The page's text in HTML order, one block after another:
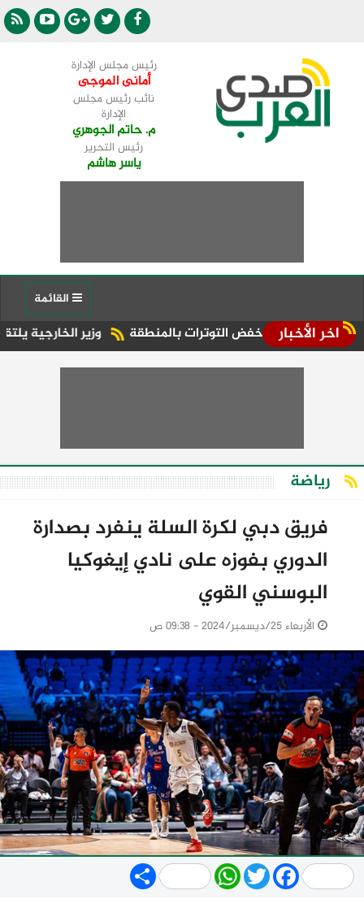
رئيس مجلس الإدارة
أمانى الموجى
نائب رئيس مجلس
الإدارة
م. حاتم الجوهري
رئيس التحرير
ياسر هاشم
اخر الأخبار وزير الخارجية يلتقي السكرتير خفض التوترات بالمنطقة
رياضة
فريق دبي لكرة السلة ينفرد بصدارة
الدوري بفوزه على نادي إيغوكيا
البوسني القوي
الأربعاء 25/ديسمبر/2024 - 09:38 ص
Share WhatsApp
TwitterFacebook